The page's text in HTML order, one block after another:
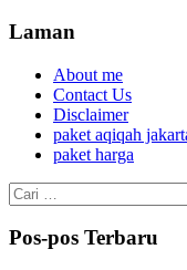
Laman
About me
Contact Us
Disclaimer
paket aqiqah
paket harga
Cari
untuk:
Pos-pos Terbaru